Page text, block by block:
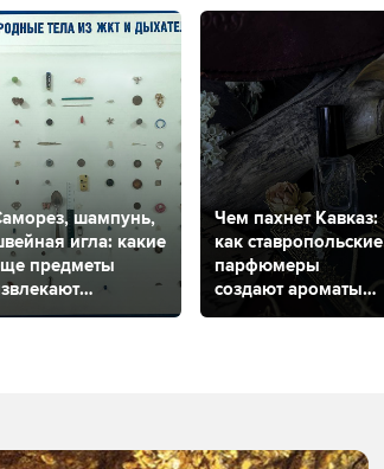
шампунь,
игла: какие
предметы
маленьких
Чем пахнет Кавказ:
как ставропольские
парфюмеры
создают ароматы
КМВ